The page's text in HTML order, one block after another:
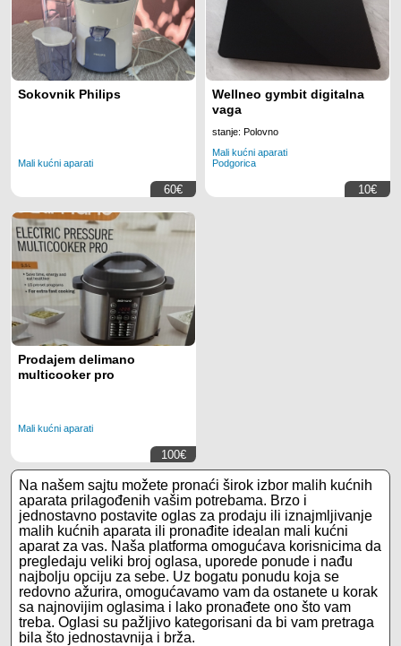
Sokovnik Philips
Mali kućni aparati
60€
Wellneo gymbit digitalna
vaga
stanje: Polovno
Mali kućni aparati
Podgorica
10€
Prodajem delimano
multicooker pro
Mali kućni aparati
100€
Na našem sajtu možete pronaći širok izbor malih kućnih
aparata prilagođenih vašim potrebama. Brzo i
jednostavno postavite oglas za prodaju ili iznajmljivanje
malih kućnih aparata ili pronađite idealan mali kućni
aparat za vas. Naša platforma omogućava korisnicima da
pregledaju veliki broj oglasa, uporede ponude i nađu
najbolju opciju za sebe. Uz bogatu ponudu koja se
redovno ažurira, omogućavamo vam da ostanete u korak
sa najnovijim oglasima i lako pronađete ono što vam
treba. Oglasi su pažljivo kategorisani da bi vam pretraga
bila što jednostavnija i brža.